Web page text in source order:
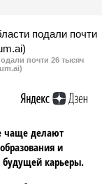
почти 26 тысяч
чаще делают
и
будущей карьеры.